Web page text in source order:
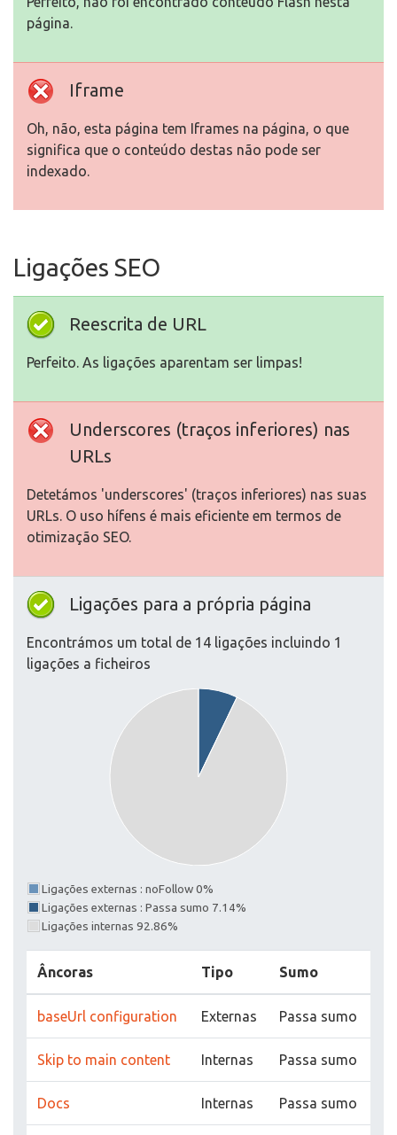
página.
Iframe
Oh, não, esta página tem Iframes na página, o que
significa que o conteúdo destas não pode ser
indexado.
Ligações SEO
Reescrita de URL
Perfeito. As ligações aparentam ser limpas!
Underscores (traços inferiores) nas
URLs
Detetámos 'underscores' (traços inferiores) nas suas
URLs. O uso hífens é mais eficiente em termos de
otimização SEO.
Ligações para a própria página
Encontrámos um total de 14 ligações incluindo 1
ligações a ficheiros
Ligações externas : noFollow 0%
Ligações externas : Passa sumo 7.14%
Ligações internas 92.86%
Âncoras Tipo Sumo
baseUrl configuration Externas Passa sumo
Skip to main content Internas Passa sumo
Docs Internas Passa sumo